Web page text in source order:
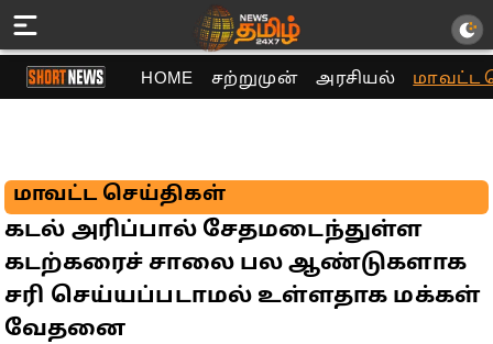
HOME சற்றுமுன் அரசியல் மாவட்ட
மாவட்ட செய்திகள்
கடல் அரிப்பால் சேதமடைந்துள்ள
கடற்கரைச் சாலை பல ஆண்டுகளாக
சரி செய்யப்படாமல் உள்ளதாக மக்கள்
வேதனை